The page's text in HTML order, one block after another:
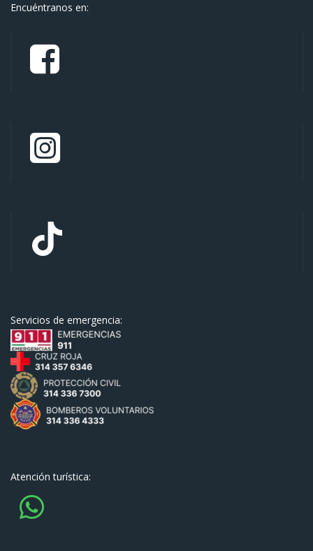
Encuéntranos en:
Servicios de emergencia:
Atención turística: